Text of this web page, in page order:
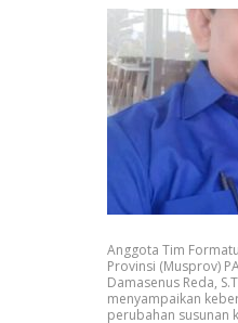
Anggota Tim
Provinsi (Musprov)
Damasenus Reda,
menyampaikan
perubahan susunan